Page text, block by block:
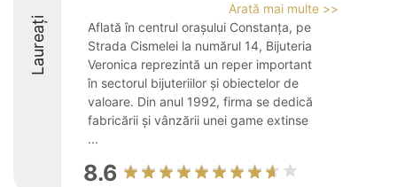
Laureați
Arată mai multe >>
Aflată în centrul orașului Constanța, pe
Strada Cismelei la numărul 14, Bijuteria
Veronica reprezintă un reper important
în sectorul bijuteriilor și obiectelor de
valoare. Din anul 1992, firma se dedică
fabricării și vânzării unei game extinse
...
8.6